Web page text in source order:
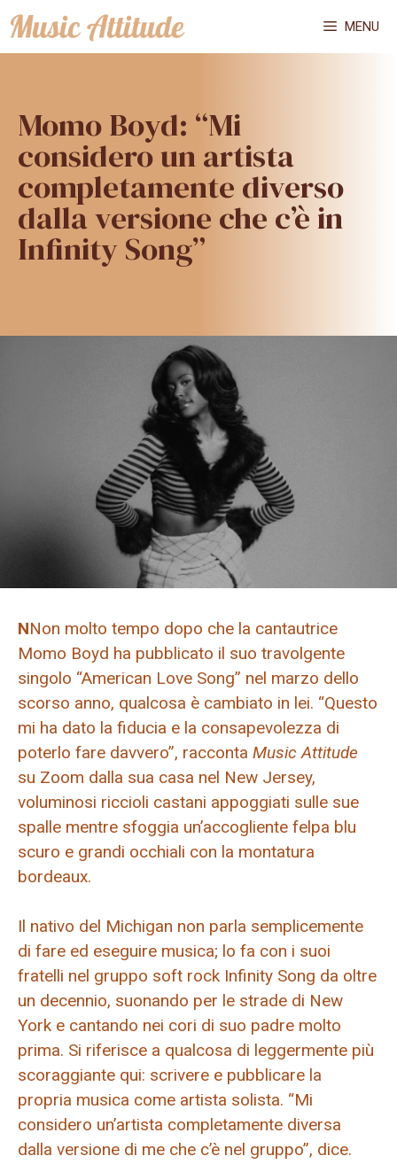
Vai
al
MENU
Momo Boyd: “Mi
considero un artista
completamente diverso
dalla versione che c’è in
Infinity Song”
NNon molto tempo dopo che la cantautrice
Momo Boyd ha pubblicato il suo travolgente
singolo “American Love Song” nel marzo dello
scorso anno, qualcosa è cambiato in lei. “Questo
mi ha dato la fiducia e la consapevolezza di
poterlo fare davvero”, racconta Music Attitude
su Zoom dalla sua casa nel New Jersey,
voluminosi riccioli castani appoggiati sulle sue
spalle mentre sfoggia un’accogliente felpa blu
scuro e grandi occhiali con la montatura
bordeaux.
Il nativo del Michigan non parla semplicemente
di fare ed eseguire musica; lo fa con i suoi
fratelli nel gruppo soft rock Infinity Song da oltre
un decennio, suonando per le strade di New
York e cantando nei cori di suo padre molto
prima. Si riferisce a qualcosa di leggermente più
scoraggiante qui: scrivere e pubblicare la
propria musica come artista solista. “Mi
considero un’artista completamente diversa
dalla versione di me che c’è nel gruppo”, dice.